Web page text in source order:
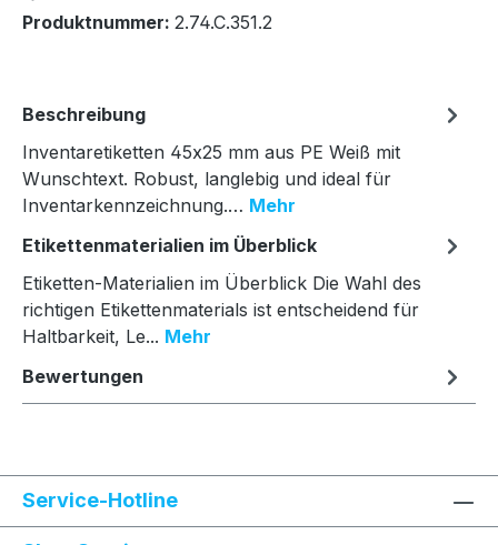
Produktnummer: 2.74.C.351.2
Beschreibung
Inventaretiketten 45x25 mm aus PE Weiß mit
Wunschtext. Robust, langlebig und ideal für
Inventarkennzeichnung.… Mehr
Etikettenmaterialien im Überblick
Etiketten-Materialien im Überblick Die Wahl des
richtigen Etikettenmaterials ist entscheidend für
Haltbarkeit, Le... Mehr
Bewertungen
Service-Hotline